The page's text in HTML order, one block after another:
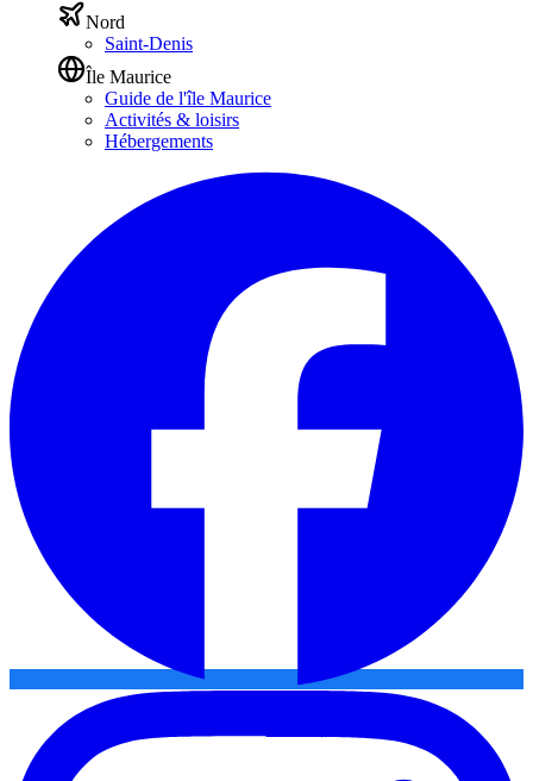
Nord
Saint-Denis
Île Maurice
Guide de l'île Maurice
Activités & loisirs
Hébergements